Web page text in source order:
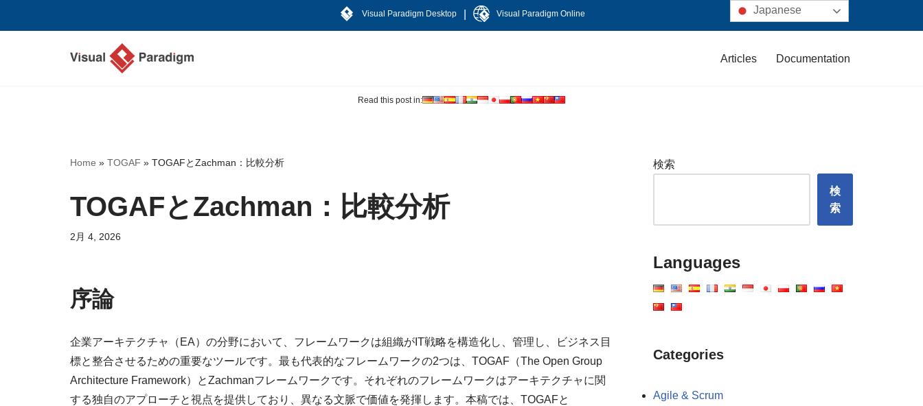
Visual Paradigm Desktop Visual Paradigm Online
Articles Documentation
Read this post in:
Home » TOGAF » TOGAFとZachman：比較分析
TOGAFとZachman：比較分析
2月 4, 2026
序論
企業アーキテクチャ（EA）の分野において、フレームワークは組織がIT戦略を構造化し、管理し、ビジネス目
標と整合させるための重要なツールです。最も代表的なフレームワークの2つは、TOGAF（The Open Group
Architecture Framework）とZachmanフレームワークです。それぞれのフレームワークはアーキテクチャに関
する独自のアプローチと視点を提供しており、異なる文脈で価値を発揮します。本稿では、TOGAFと
検索
検
索
Languages
Categories
Agile & Scrum
Japanese